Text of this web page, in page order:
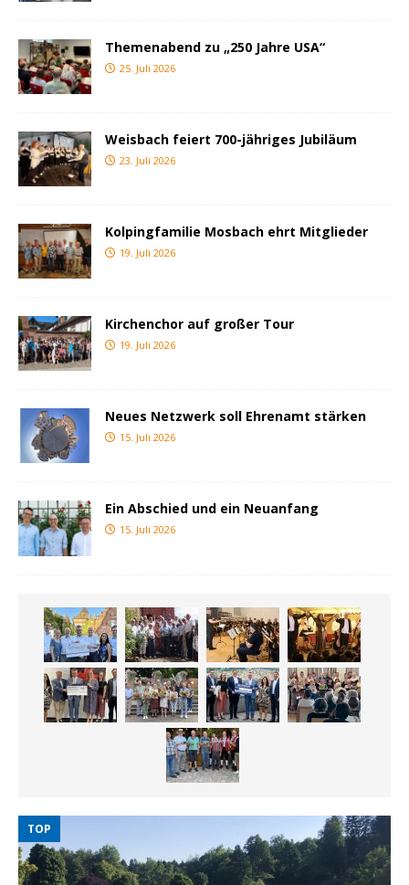
Themenabend zu „250 Jahre USA“
25. Juli 2026
Weisbach feiert 700-jähriges Jubiläum
23. Juli 2026
Kolpingfamilie Mosbach ehrt Mitglieder
19. Juli 2026
Kirchenchor auf großer Tour
19. Juli 2026
Neues Netzwerk soll Ehrenamt stärken
15. Juli 2026
Ein Abschied und ein Neuanfang
15. Juli 2026
TOP